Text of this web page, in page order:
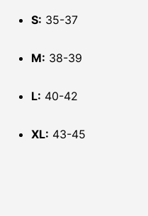
S: 35-37
M: 38-39
L: 40-42
XL: 43-45